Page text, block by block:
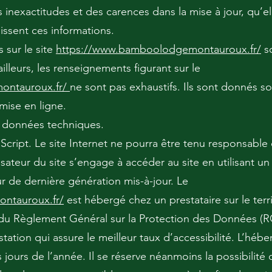
et des carences dans la mise à jour,
ces informations.
sur le site https://www.bamboolodgemontauroux.fr/
les renseignements figurant sur le
ne sont pas exhaustifs. Ils sont donnés
en ligne.
techniques.
Le site Internet ne pourra être tenu
du site s’engage à accéder au site en utilisant
de dernière génération mis-à-jour. Le
est hébergé chez un prestataire sur le
Règlement Général sur la Protection des Données
qui assure le meilleur taux d’accessibilité.
jours de l’année. Il se réserve néanmoins la possibilité